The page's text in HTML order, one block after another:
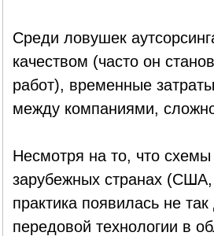
Среди ловушек
качеством (часто он
работ), временные
между компаниями,
Несмотря на то, что схемы
зарубежных странах
практика появилась не
передовой технологии в